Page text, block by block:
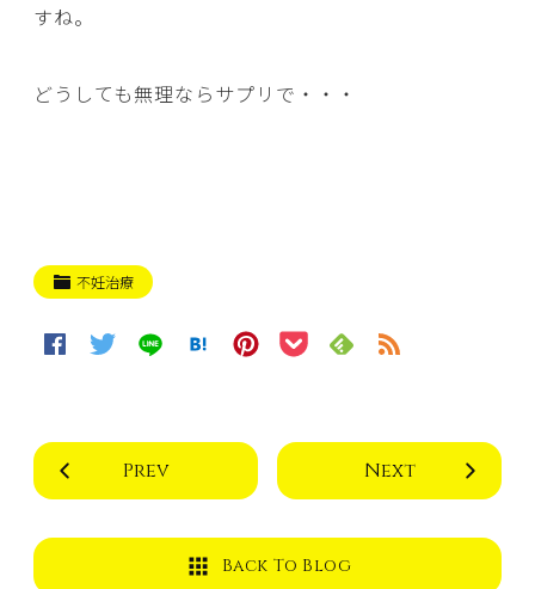
すね。
どうしても無理ならサプリで・・・
不妊治療
Prev Next
Back To Blog